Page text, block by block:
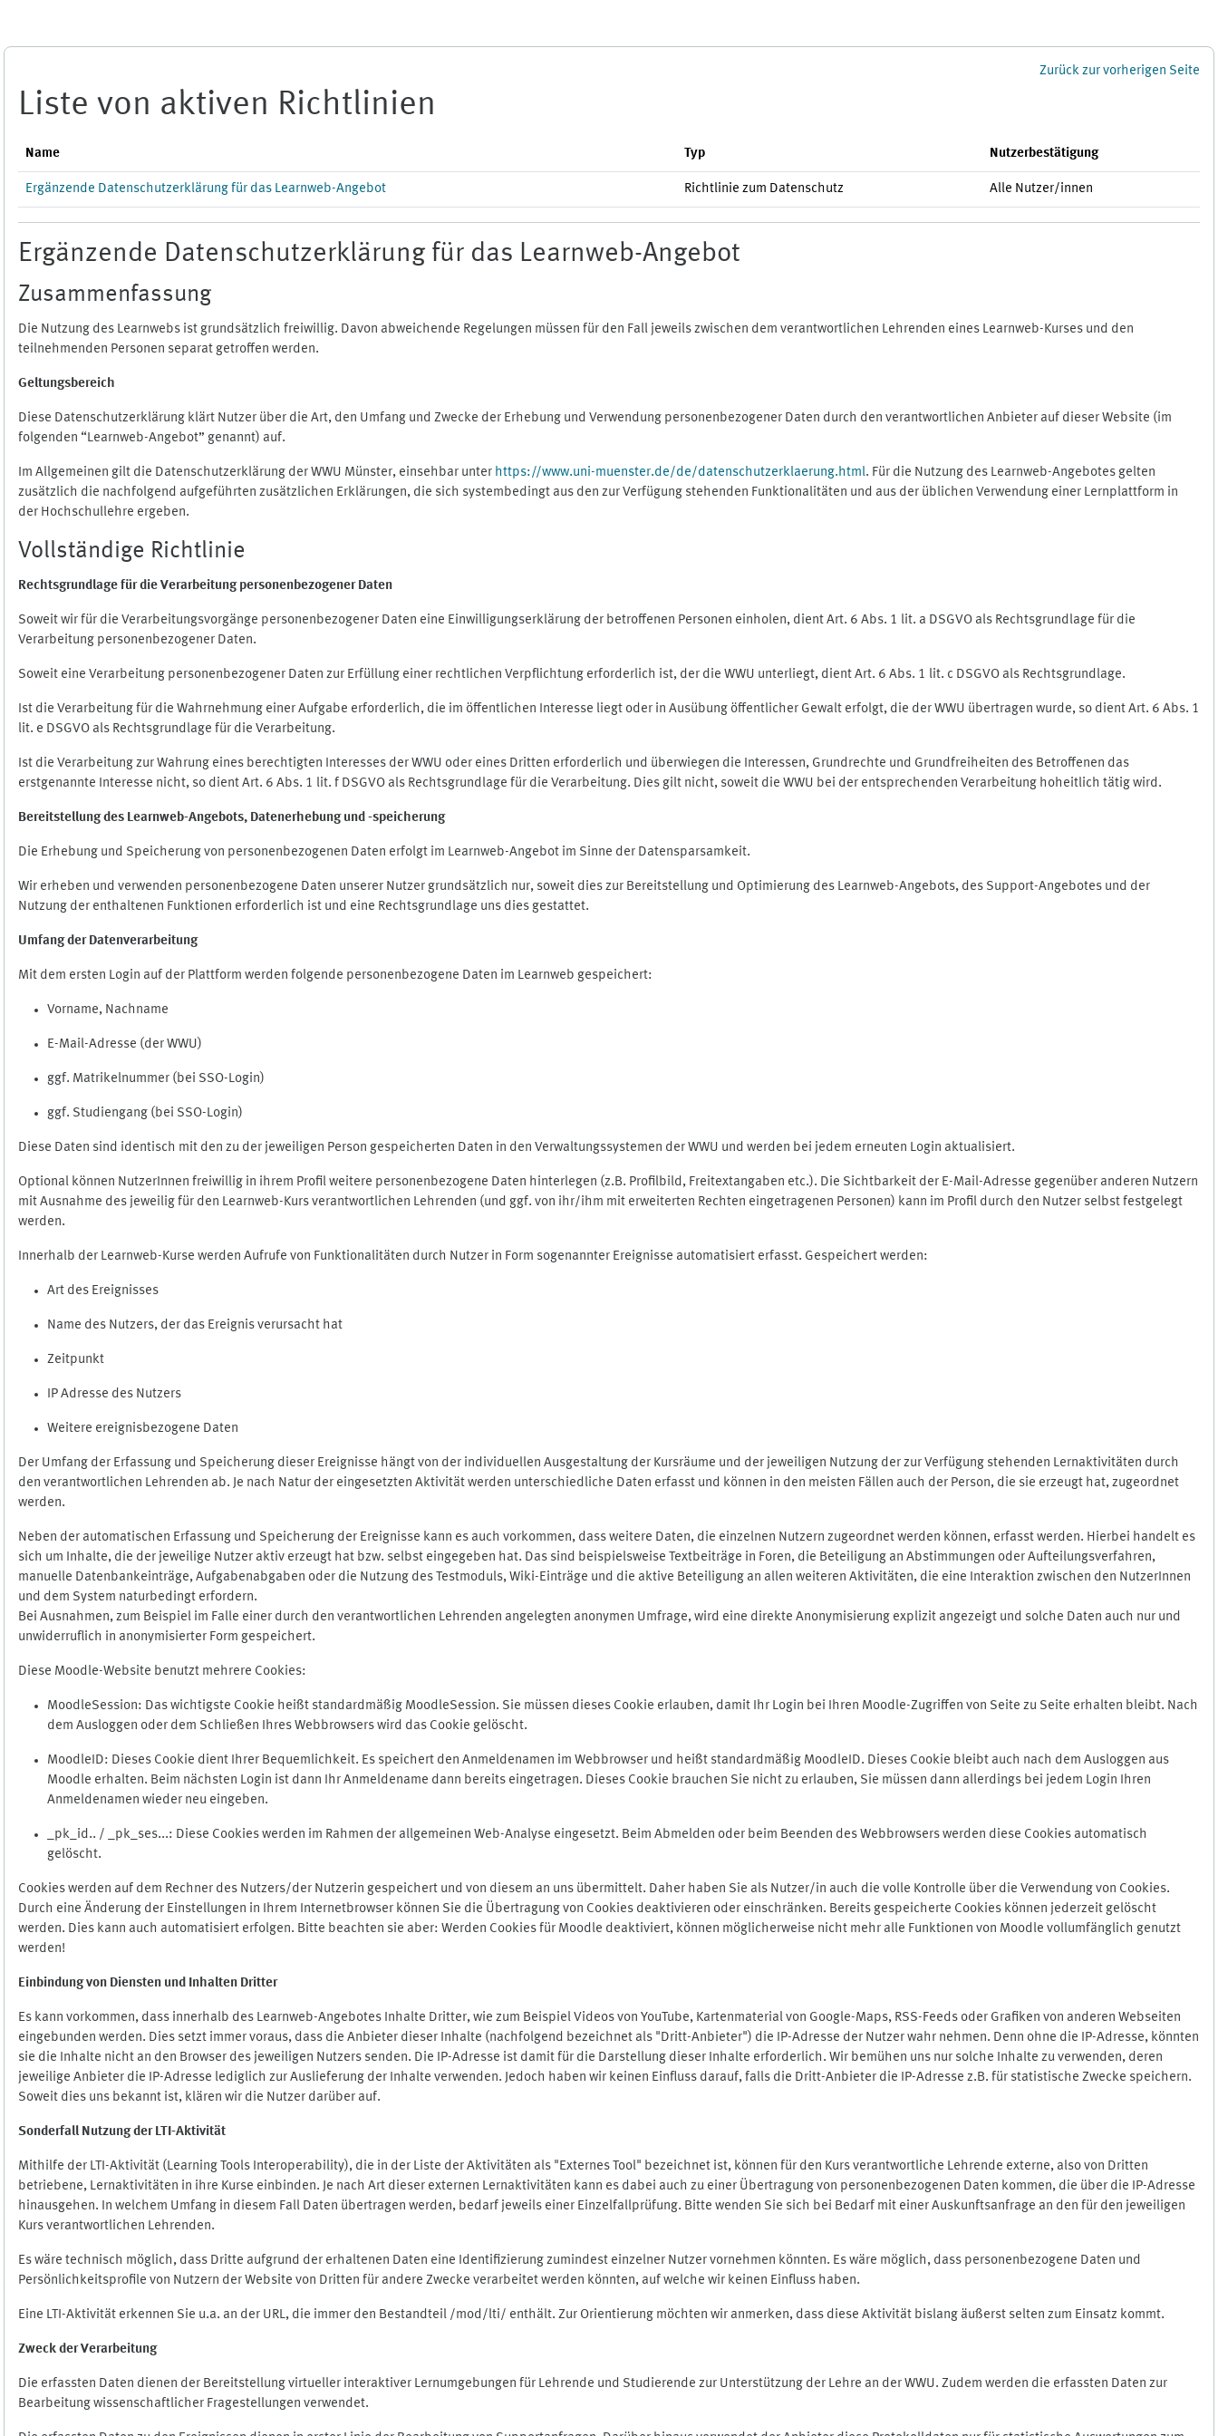
Zurück zur vorherigen Seite
Liste von aktiven Richtlinien
Name Typ Nutzerbestätigung
Ergänzende Datenschutzerklärung für das Learnweb-Angebot Richtlinie zum Datenschutz Alle Nutzer/innen
Ergänzende Datenschutzerklärung für das Learnweb-Angebot
Zusammenfassung
Die Nutzung des Learnwebs ist grundsätzlich freiwillig. Davon abweichende Regelungen müssen für den Fall jeweils zwischen dem verantwortlichen Lehrenden eines Learnweb-Kurses und den
teilnehmenden Personen separat getroffen werden.
Geltungsbereich
Diese Datenschutzerklärung klärt Nutzer über die Art, den Umfang und Zwecke der Erhebung und Verwendung personenbezogener Daten durch den verantwortlichen Anbieter auf dieser Website (im
folgenden “Learnweb-Angebot” genannt) auf.
Im Allgemeinen gilt die Datenschutzerklärung der WWU Münster, einsehbar unter https://www.uni-muenster.de/de/datenschutzerklaerung.html. Für die Nutzung des Learnweb-Angebotes gelten
zusätzlich die nachfolgend aufgeführten zusätzlichen Erklärungen, die sich systembedingt aus den zur Verfügung stehenden Funktionalitäten und aus der üblichen Verwendung einer Lernplattform in
der Hochschullehre ergeben.
Vollständige Richtlinie
Rechtsgrundlage für die Verarbeitung personenbezogener Daten
Soweit wir für die Verarbeitungsvorgänge personenbezogener Daten eine Einwilligungserklärung der betroffenen Personen einholen, dient Art. 6 Abs. 1 lit. a DSGVO als Rechtsgrundlage für die
Verarbeitung personenbezogener Daten.
Soweit eine Verarbeitung personenbezogener Daten zur Erfüllung einer rechtlichen Verpflichtung erforderlich ist, der die WWU unterliegt, dient Art. 6 Abs. 1 lit. c DSGVO als Rechtsgrundlage.
Ist die Verarbeitung für die Wahrnehmung einer Aufgabe erforderlich, die im öffentlichen Interesse liegt oder in Ausübung öffentlicher Gewalt erfolgt, die der WWU übertragen wurde, so dient Art. 6 Abs. 1
lit. e DSGVO als Rechtsgrundlage für die Verarbeitung.
Ist die Verarbeitung zur Wahrung eines berechtigten Interesses der WWU oder eines Dritten erforderlich und überwiegen die Interessen, Grundrechte und Grundfreiheiten des Betroffenen das
erstgenannte Interesse nicht, so dient Art. 6 Abs. 1 lit. f DSGVO als Rechtsgrundlage für die Verarbeitung. Dies gilt nicht, soweit die WWU bei der entsprechenden Verarbeitung hoheitlich tätig wird.
Bereitstellung des Learnweb-Angebots, Datenerhebung und -speicherung
Die Erhebung und Speicherung von personenbezogenen Daten erfolgt im Learnweb-Angebot im Sinne der Datensparsamkeit.
Wir erheben und verwenden personenbezogene Daten unserer Nutzer grundsätzlich nur, soweit dies zur Bereitstellung und Optimierung des Learnweb-Angebots, des Support-Angebotes und der
Nutzung der enthaltenen Funktionen erforderlich ist und eine Rechtsgrundlage uns dies gestattet.
Umfang der Datenverarbeitung
Mit dem ersten Login auf der Plattform werden folgende personenbezogene Daten im Learnweb gespeichert:
Vorname, Nachname
E-Mail-Adresse (der WWU)
ggf. Matrikelnummer (bei SSO-Login)
ggf. Studiengang (bei SSO-Login)
Diese Daten sind identisch mit den zu der jeweiligen Person gespeicherten Daten in den Verwaltungssystemen der WWU und werden bei jedem erneuten Login aktualisiert.
Optional können NutzerInnen freiwillig in ihrem Profil weitere personenbezogene Daten hinterlegen (z.B. Profilbild, Freitextangaben etc.). Die Sichtbarkeit der E-Mail-Adresse gegenüber anderen Nutzern
mit Ausnahme des jeweilig für den Learnweb-Kurs verantwortlichen Lehrenden (und ggf. von ihr/ihm mit erweiterten Rechten eingetragenen Personen) kann im Profil durch den Nutzer selbst festgelegt
werden.
Innerhalb der Learnweb-Kurse werden Aufrufe von Funktionalitäten durch Nutzer in Form sogenannter Ereignisse automatisiert erfasst. Gespeichert werden:
Art des Ereignisses
Name des Nutzers, der das Ereignis verursacht hat
Zeitpunkt
IP Adresse des Nutzers
Weitere ereignisbezogene Daten
Der Umfang der Erfassung und Speicherung dieser Ereignisse hängt von der individuellen Ausgestaltung der Kursräume und der jeweiligen Nutzung der zur Verfügung stehenden Lernaktivitäten durch
den verantwortlichen Lehrenden ab. Je nach Natur der eingesetzten Aktivität werden unterschiedliche Daten erfasst und können in den meisten Fällen auch der Person, die sie erzeugt hat, zugeordnet
werden.
Neben der automatischen Erfassung und Speicherung der Ereignisse kann es auch vorkommen, dass weitere Daten, die einzelnen Nutzern zugeordnet werden können, erfasst werden. Hierbei handelt es
sich um Inhalte, die der jeweilige Nutzer aktiv erzeugt hat bzw. selbst eingegeben hat. Das sind beispielsweise Textbeiträge in Foren, die Beteiligung an Abstimmungen oder Aufteilungsverfahren,
manuelle Datenbankeinträge, Aufgabenabgaben oder die Nutzung des Testmoduls, Wiki-Einträge und die aktive Beteiligung an allen weiteren Aktivitäten, die eine Interaktion zwischen den NutzerInnen
und dem System naturbedingt erfordern.
Bei Ausnahmen, zum Beispiel im Falle einer durch den verantwortlichen Lehrenden angelegten anonymen Umfrage, wird eine direkte Anonymisierung explizit angezeigt und solche Daten auch nur und
unwiderruflich in anonymisierter Form gespeichert.
Diese Moodle-Website benutzt mehrere Cookies:
MoodleSession: Das wichtigste Cookie heißt standardmäßig MoodleSession. Sie müssen dieses Cookie erlauben, damit Ihr Login bei Ihren Moodle-Zugriffen von Seite zu Seite erhalten bleibt. Nach
dem Ausloggen oder dem Schließen Ihres Webbrowsers wird das Cookie gelöscht.
MoodleID: Dieses Cookie dient Ihrer Bequemlichkeit. Es speichert den Anmeldenamen im Webbrowser und heißt standardmäßig MoodleID. Dieses Cookie bleibt auch nach dem Ausloggen aus
Moodle erhalten. Beim nächsten Login ist dann Ihr Anmeldename dann bereits eingetragen. Dieses Cookie brauchen Sie nicht zu erlauben, Sie müssen dann allerdings bei jedem Login Ihren
Anmeldenamen wieder neu eingeben.
_pk_id.. / _pk_ses...: Diese Cookies werden im Rahmen der allgemeinen Web-Analyse eingesetzt. Beim Abmelden oder beim Beenden des Webbrowsers werden diese Cookies automatisch
gelöscht.
Cookies werden auf dem Rechner des Nutzers/der Nutzerin gespeichert und von diesem an uns übermittelt. Daher haben Sie als Nutzer/in auch die volle Kontrolle über die Verwendung von Cookies.
Durch eine Änderung der Einstellungen in Ihrem Internetbrowser können Sie die Übertragung von Cookies deaktivieren oder einschränken. Bereits gespeicherte Cookies können jederzeit gelöscht
werden. Dies kann auch automatisiert erfolgen. Bitte beachten sie aber: Werden Cookies für Moodle deaktiviert, können möglicherweise nicht mehr alle Funktionen von Moodle vollumfänglich genutzt
werden!
Einbindung von Diensten und Inhalten Dritter
Es kann vorkommen, dass innerhalb des Learnweb-Angebotes Inhalte Dritter, wie zum Beispiel Videos von YouTube, Kartenmaterial von Google-Maps, RSS-Feeds oder Grafiken von anderen Webseiten
eingebunden werden. Dies setzt immer voraus, dass die Anbieter dieser Inhalte (nachfolgend bezeichnet als "Dritt-Anbieter") die IP-Adresse der Nutzer wahr nehmen. Denn ohne die IP-Adresse, könnten
sie die Inhalte nicht an den Browser des jeweiligen Nutzers senden. Die IP-Adresse ist damit für die Darstellung dieser Inhalte erforderlich. Wir bemühen uns nur solche Inhalte zu verwenden, deren
jeweilige Anbieter die IP-Adresse lediglich zur Auslieferung der Inhalte verwenden. Jedoch haben wir keinen Einfluss darauf, falls die Dritt-Anbieter die IP-Adresse z.B. für statistische Zwecke speichern.
Soweit dies uns bekannt ist, klären wir die Nutzer darüber auf.
Sonderfall Nutzung der LTI-Aktivität
Mithilfe der LTI-Aktivität (Learning Tools Interoperability), die in der Liste der Aktivitäten als "Externes Tool" bezeichnet ist, können für den Kurs verantwortliche Lehrende externe, also von Dritten
betriebene, Lernaktivitäten in ihre Kurse einbinden. Je nach Art dieser externen Lernaktivitäten kann es dabei auch zu einer Übertragung von personenbezogenen Daten kommen, die über die IP-Adresse
hinausgehen. In welchem Umfang in diesem Fall Daten übertragen werden, bedarf jeweils einer Einzelfallprüfung. Bitte wenden Sie sich bei Bedarf mit einer Auskunftsanfrage an den für den jeweiligen
Kurs verantwortlichen Lehrenden.
Es wäre technisch möglich, dass Dritte aufgrund der erhaltenen Daten eine Identifizierung zumindest einzelner Nutzer vornehmen könnten. Es wäre möglich, dass personenbezogene Daten und
Persönlichkeitsprofile von Nutzern der Website von Dritten für andere Zwecke verarbeitet werden könnten, auf welche wir keinen Einfluss haben.
Eine LTI-Aktivität erkennen Sie u.a. an der URL, die immer den Bestandteil /mod/lti/ enthält. Zur Orientierung möchten wir anmerken, dass diese Aktivität bislang äußerst selten zum Einsatz kommt.
Zweck der Verarbeitung
Die erfassten Daten dienen der Bereitstellung virtueller interaktiver Lernumgebungen für Lehrende und Studierende zur Unterstützung der Lehre an der WWU. Zudem werden die erfassten Daten zur
Bearbeitung wissenschaftlicher Fragestellungen verwendet.